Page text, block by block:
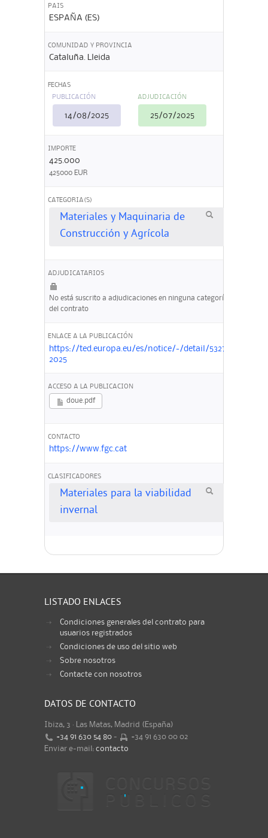
PAIS
ESPAÑA (ES)
COMUNIDAD Y PROVINCIA
Cataluña. Lleida
FECHAS
PUBLICACIÓN
14/08/2025
ADJUDICACIÓN
25/07/2025
IMPORTE
425.000
425000 EUR
CATEGORIA(S)
Materiales y Maquinaria de
Construcción y Agrícola
ADJUDICATARIOS
No está suscrito a adjudicaciones en ninguna categoría
del contrato
ENLACE A LA PUBLICACIÓN
https://ted.europa.eu/es/notice/-/detail/532743-
2025
ACCESO A LA PUBLICACION
doue.pdf
CONTACTO
https://www.fgc.cat
CLASIFICADORES
Materiales para la viabilidad
invernal
LISTADO ENLACES
Condiciones generales del contrato para
usuarios registrados
Condiciones de uso del sitio web
Sobre nosotros
Contacte con nosotros
DATOS DE CONTACTO
Ibiza, 3 · Las Matas, Madrid (España)
+34 91 630 54 80 -
+34 91 630 00 02
Enviar e-mail: contacto